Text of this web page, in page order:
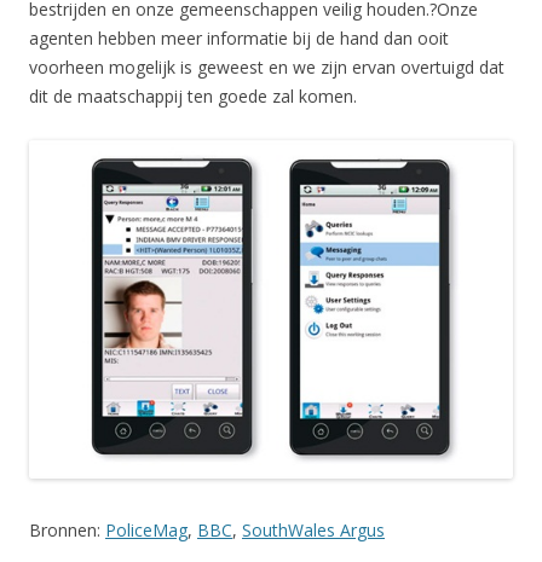
bestrijden en onze gemeenschappen veilig houden.?Onze
agenten hebben meer informatie bij de hand dan ooit
voorheen mogelijk is geweest en we zijn ervan overtuigd dat
dit de maatschappij ten goede zal komen.
Bronnen: PoliceMag, BBC, SouthWales Argus